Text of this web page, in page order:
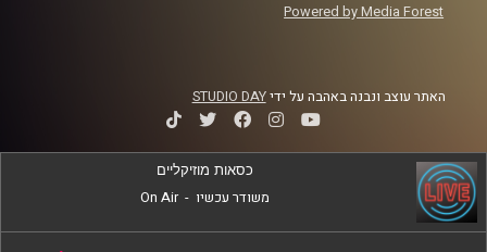
Powered by Media Forest
האתר עוצב ונבנה באהבה על ידיSTUDIO DAY
כסאות מוזיקליים
משודר עכשיו -
On Air